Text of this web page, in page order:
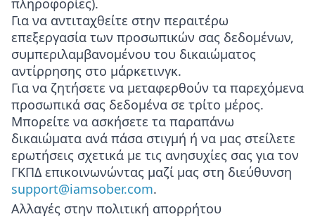
πληροφορίες).
Για να αντιταχθείτε στην περαιτέρω
επεξεργασία των προσωπικών σας δεδομένων,
συμπεριλαμβανομένου του δικαιώματος
αντίρρησης στο μάρκετινγκ.
Για να ζητήσετε να μεταφερθούν τα παρεχόμενα
προσωπικά σας δεδομένα σε τρίτο μέρος.
Μπορείτε να ασκήσετε τα παραπάνω
δικαιώματα ανά πάσα στιγμή ή να μας στείλετε
ερωτήσεις σχετικά με τις ανησυχίες σας για τον
ΓΚΠΔ επικοινωνώντας μαζί μας στη διεύθυνση
support@iamsober.com.
Αλλαγές στην πολιτική απορρήτου